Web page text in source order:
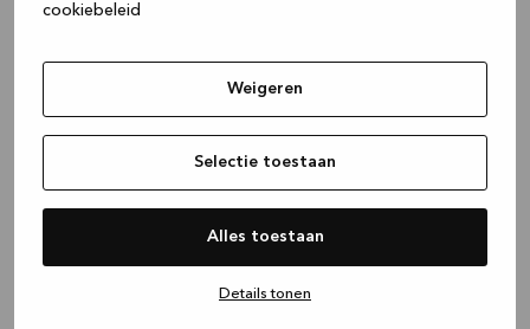
cookiebeleid
Weigeren
Selectie toestaan
Alles toestaan
Details tonen
(see the browser console for more
information).